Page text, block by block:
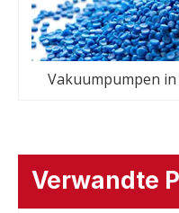
Vakuumpumpen
Verwandte